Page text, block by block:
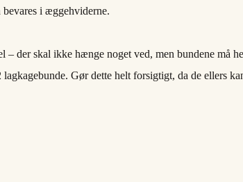
i æggehviderne.
der skal ikke hænge noget ved, men bundene må
Gør dette helt forsigtigt, da de ellers